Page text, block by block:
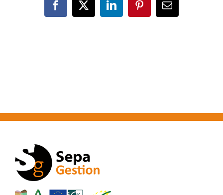
Facebook
X LinkedInPinterestCorreo
electrónico